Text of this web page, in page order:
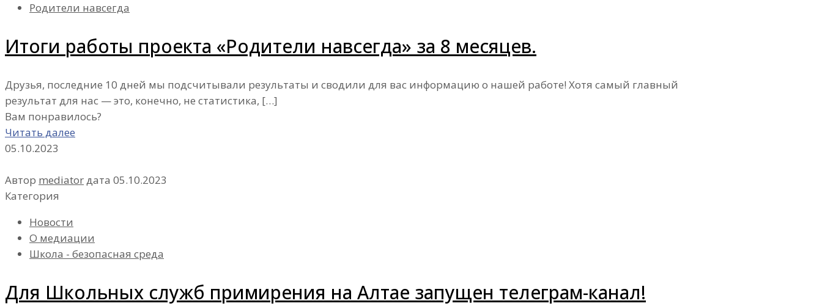
Родители навсегда
Итоги работы проекта «Родители навсегда» за 8 месяцев.
Друзья, последние 10 дней мы подсчитывали результаты и сводили для вас информацию о нашей работе! Хотя самый главный
результат для нас — это, конечно, не статистика, […]
Вам понравилось?
Читать далее
05.10.2023
Автор mediatorдата 05.10.2023
Категория
Новости
О медиации
Школа - безопасная среда
Для Школьных служб примирения на Алтае запущен телеграм-канал!